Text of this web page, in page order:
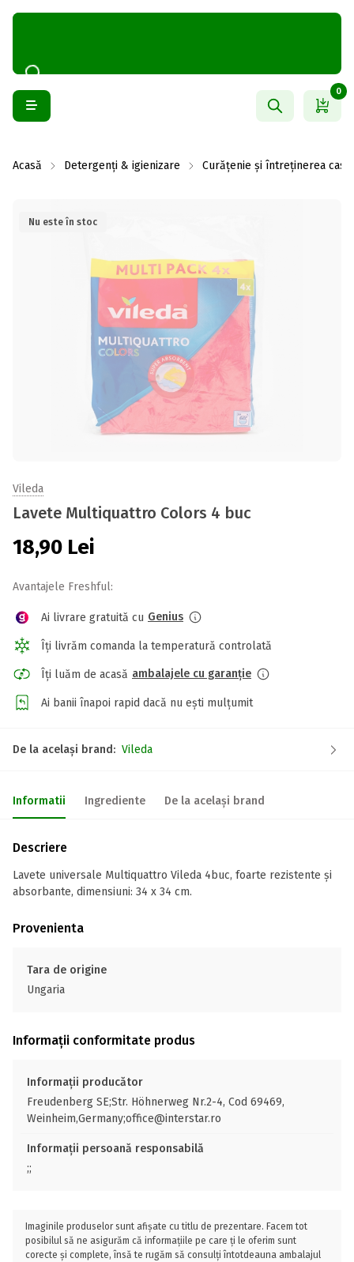
0
Acasă Detergenți & igienizare Curățenie și întreținerea casei
Nu este în stoc
Vileda
Lavete Multiquattro Colors 4 buc
18,90 Lei
Avantajele Freshful:
Ai livrare gratuită cu Genius
Îți livrăm comanda la temperatură controlată
Îți luăm de acasă ambalajele cu garanție
Ai banii înapoi rapid dacă nu ești mulțumit
De la același brand: Vileda
Informatii Ingrediente De la același brand
Descriere
Lavete universale Multiquattro Vileda 4buc, foarte rezistente și
absorbante, dimensiuni: 34 x 34 cm.
Provenienta
Tara de origine
Ungaria
Informații conformitate produs
Informații producător
Freudenberg SE;Str. Höhnerweg Nr.2-4, Cod 69469,
Weinheim,Germany;office@interstar.ro
Informații persoană responsabilă
;;
Imaginile produselor sunt afișate cu titlu de prezentare. Facem tot
posibilul să ne asigurăm că informațiile pe care ți le oferim sunt
corecte și complete, însă te rugăm să consulți întotdeauna ambalajul